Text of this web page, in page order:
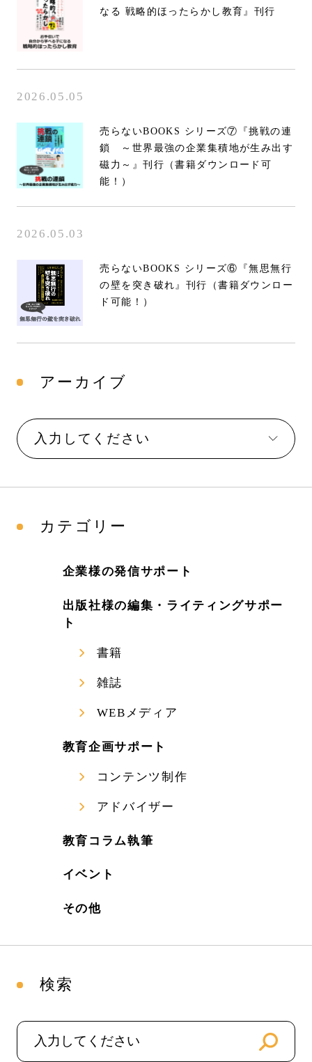
なる 戦略的ほったらかし教育』刊行
2026.05.05
売らないBOOKS シリーズ⑦『挑戦の連
鎖 ～世界最強の企業集積地が生み出す
磁力～』刊行（書籍ダウンロード可
能！）
2026.05.03
売らないBOOKS シリーズ⑥『無思無行
の壁を突き破れ』刊行（書籍ダウンロー
ド可能！）
アーカイブ
カテゴリー
企業様の発信サポート
出版社様の編集・ライティングサポー
ト
書籍
雑誌
WEBメディア
教育企画サポート
コンテンツ制作
アドバイザー
教育コラム執筆
イベント
その他
検索